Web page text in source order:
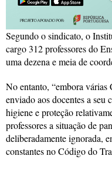
Segundo o sindicato, o
cargo 312 professores do
uma dezena e meia de
No entanto, “embora várias
enviado aos docentes a seu
higiene e proteção
professores a situação de
deliberadamente ignorada,
constantes no Código do